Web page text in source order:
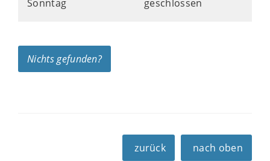
Sonntag
geschlossen
Nichts gefunden?
zurück nach oben